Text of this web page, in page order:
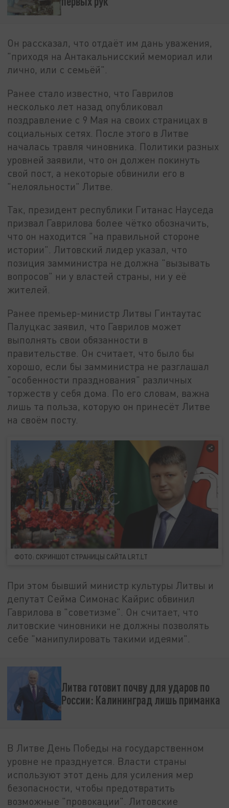
Он рассказал, что отдаёт им дань уважения,
"приходя на Антакальнисский мемориал или
лично, или с семьёй".
Ранее стало известно, что Гаврилов
несколько лет назад опубликовал
поздравление с 9 Мая на своих страницах в
социальных сетях. После этого в Литве
началась травля чиновника. Политики разных
уровней заявили, что он должен покинуть
свой пост, а некоторые обвинили его в
"нелояльности" Литве.
Так, президент республики Гитанас Науседа
призвал Гаврилова более чётко обозначить,
что он находится "на правильной стороне
истории". Литовский лидер указал, что
позиция замминистра не должна "вызывать
вопросов" ни у властей страны, ни у её
жителей.
Ранее премьер-министр Литвы Гинтаутас
Палуцкас заявил, что Гаврилов может
выполнять свои обязанности в
правительстве. Он считает, что было бы
хорошо, если бы замминистра не разглашал
"особенности празднования" различных
торжеств у себя дома. По его словам, важна
лишь та польза, которую он принесёт Литве
на своём посту.
ФОТО: СКРИНШОТ СТРАНИЦЫ САЙТА LRT.LT
При этом бывший министр культуры Литвы и
депутат Сейма Симонас Кайрис обвинил
Гаврилова в "советизме". Он считает, что
литовские чиновники не должны позволять
себе "манипулировать такими идеями".
Литва готовит почву для ударов по
России: Калининград лишь приманка
В Литве День Победы на государственном
уровне не празднуется. Власти страны
используют этот день для усиления мер
безопасности, чтобы предотвратить
возможные "провокации". Литовские